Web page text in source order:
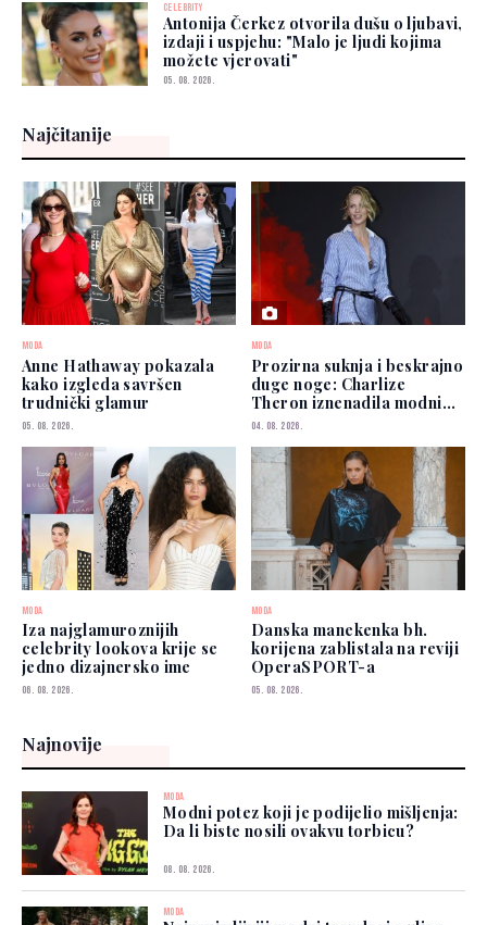
CELEBRITY
Antonija Čerkez otvorila dušu o ljubavi,
izdaji i uspjehu: "Malo je ljudi kojima
možete vjerovati"
05. 08. 2026.
Najčitanije
MODA
Anne Hathaway pokazala
kako izgleda savršen
trudnički glamur
05. 08. 2026.
MODA
Prozirna suknja i beskrajno
duge noge: Charlize
Theron iznenadila modnim
izborom
04. 08. 2026.
MODA
Iza najglamuroznijih
celebrity lookova krije se
jedno dizajnersko ime
06. 08. 2026.
MODA
Danska manekenka bh.
korijena zablistala na reviji
OperaSPORT-a
05. 08. 2026.
Najnovije
MODA
Modni potez koji je podijelio mišljenja:
Da li biste nosili ovakvu torbicu?
08. 08. 2026.
MODA